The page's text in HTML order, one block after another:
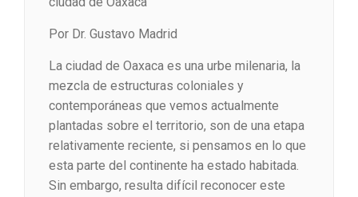
Por Dr. Gustavo Madrid
La ciudad de Oaxaca es una urbe milenaria, la
mezcla de estructuras coloniales y
contemporáneas que vemos actualmente
plantadas sobre el territorio, son de una etapa
relativamente reciente, si pensamos en lo que
esta parte del continente ha estado habitada.
Sin embargo, resulta difícil reconocer este